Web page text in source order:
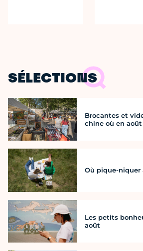
SÉLECTIONS
Brocantes et
chine où en août
Où pique-niquer
Les petits
août